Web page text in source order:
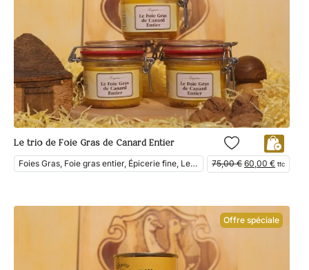
Le trio de Foie Gras de Canard Entier
Foies Gras, Foie gras entier, Épicerie fine, Les Coffrets, Foie Gras de Canard, En Vedette 75,00€ 60,00 € ttc
Offre spéciale